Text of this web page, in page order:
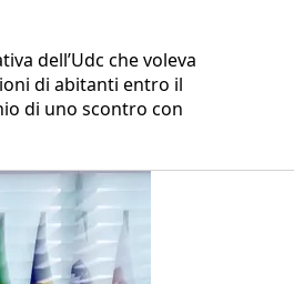
dell’Udc che voleva
di abitanti entro il
di uno scontro con